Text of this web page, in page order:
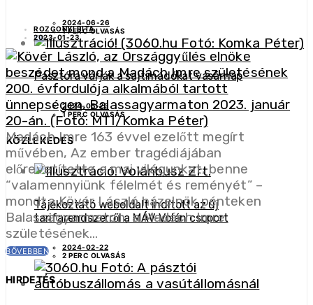
2024-06-26
1 PERC OLVASÁS
Pásztóra várják a sajtimádókat vasárnap
2024-05-23
1 PERC OLVASÁS
KÖZLEKEDÉS
Tájékoztató weboldalt indított az új
tarifarendszerről a MÁV-Volán csoport
2024-02-22
2 PERC OLVASÁS
ROZGONYI RITA
2023-01-23
Madách Imre 163 évvel ezelőtt megírt
művében, Az ember tragédiájában
előrevetítette a mai világunkat, benne
“valamennyiünk félelmét és reményét” –
mondta Kövér László házelnök pénteken
Balassagyarmaton, a Madách Imre
születésének…
BŐVEBBEN
HIRDETÉS